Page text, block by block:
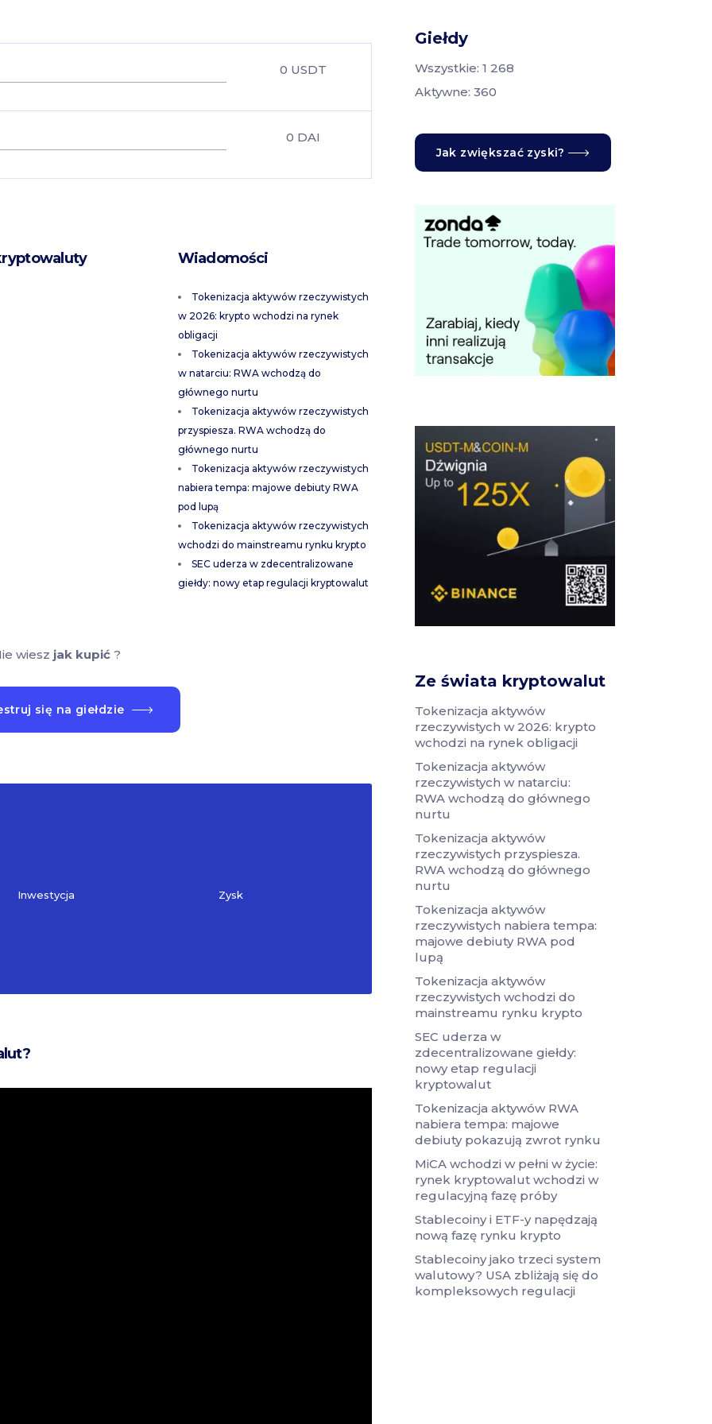
0 USDT
0 DAI
Wiadomości
Tokenizacja aktywów rzeczywistych
w 2026: krypto wchodzi na rynek
obligacji
Tokenizacja aktywów rzeczywistych
w natarciu: RWA wchodzą do
głównego nurtu
Tokenizacja aktywów rzeczywistych
przyspiesza. RWA wchodzą do
głównego nurtu
Tokenizacja aktywów rzeczywistych
nabiera tempa: majowe debiuty RWA
pod lupą
Tokenizacja aktywów rzeczywistych
wchodzi do mainstreamu rynku krypto
SEC uderza w zdecentralizowane
giełdy: nowy etap regulacji kryptowalut
wiesz jak kupić?
się na giełdzie
Inwestycja Zysk
Giełdy
Wszystkie: 1 268
Aktywne: 360
Jak zwiększać zyski?
Ze świata kryptowalut
Tokenizacja aktywów
rzeczywistych w 2026: krypto
wchodzi na rynek obligacji
Tokenizacja aktywów
rzeczywistych w natarciu:
RWA wchodzą do głównego
nurtu
Tokenizacja aktywów
rzeczywistych przyspiesza.
RWA wchodzą do głównego
nurtu
Tokenizacja aktywów
rzeczywistych nabiera tempa:
majowe debiuty RWA pod
lupą
Tokenizacja aktywów
rzeczywistych wchodzi do
mainstreamu rynku krypto
SEC uderza w
zdecentralizowane giełdy:
nowy etap regulacji
kryptowalut
Tokenizacja aktywów RWA
nabiera tempa: majowe
debiuty pokazują zwrot rynku
MiCA wchodzi w pełni w życie:
rynek kryptowalut wchodzi w
regulacyjną fazę próby
Stablecoiny i ETF-y napędzają
nową fazę rynku krypto
Stablecoiny jako trzeci system
walutowy? USA zbliżają się do
kompleksowych regulacji